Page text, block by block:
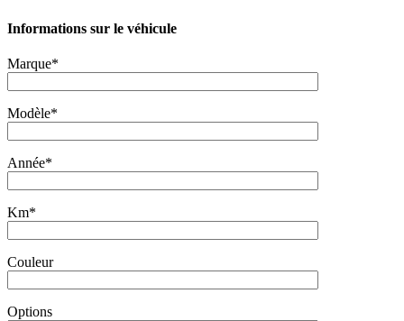
Informations sur le véhicule
Marque*
Modèle*
Année*
Km*
Couleur
Options